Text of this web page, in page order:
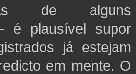
de alguns
é plausível supor
já estejam
em mente. O